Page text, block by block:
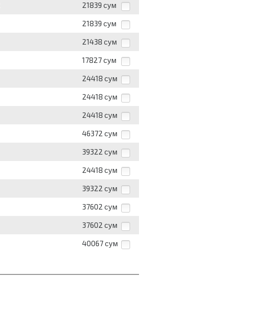
21839 сум
21839 сум
21438 сум
17827 сум
24418 сум
24418 сум
24418 сум
46372 сум
39322 сум
24418 сум
39322 сум
37602 сум
37602 сум
40067 сум